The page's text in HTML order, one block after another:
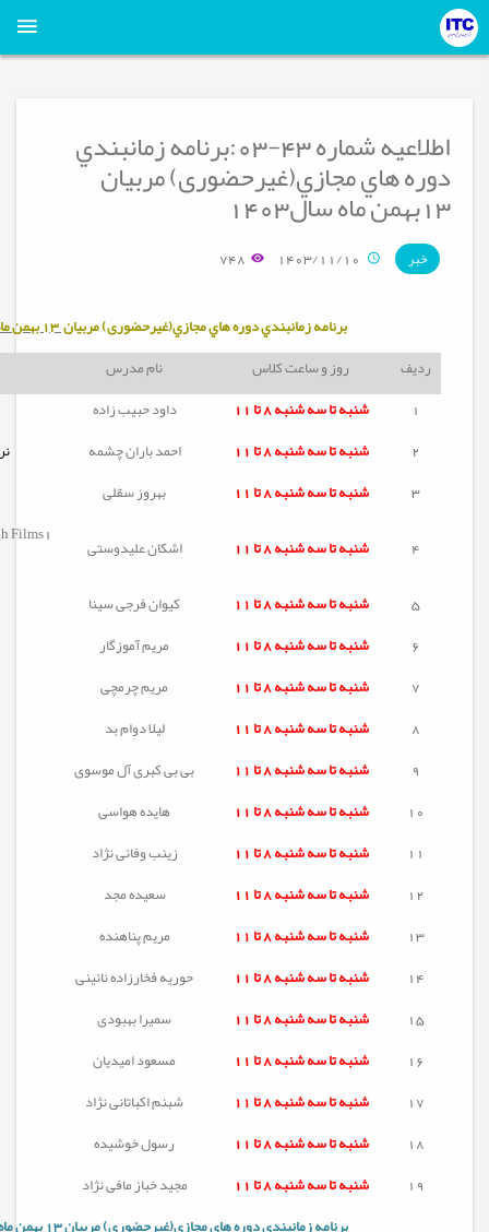
اطلاعیه شماره 43-03:برنامه زمانبندي
دوره هاي مجازي(غیرحضوری) مربيان
13بهمن ماه سال1403
خبر 1403/11/10
748
برنامه زمانبندي دوره هاي مجازي(غیرحضوری) مربيان13بهمن
ردیف
روز و ساعت کلاس
نام مدرس
1
شنبه تاسه شنبه8 تا 11
داود حبیب زاده
2
شنبه تاسه شنبه8 تا 11 احمد باران چشمه
3
شنبه تاسه شنبه8 تا 11
بهروز سقلی
4
شنبه تاسه شنبه8 تا 11 اشکان علیدوستی Films1
5 شنبه تاسه شنبه8 تا 11
کیوان فرجی سینا
6
شنبه تاسه شنبه8 تا 11
مریم آموزگار
7
شنبه تاسه شنبه8 تا 11
مریم چرمچی
8
شنبه تاسه شنبه8 تا 11
لیلا دوام بد
9
شنبه تاسه شنبه8 تا 11
بی بی کبری آل موسوی
10
شنبه تاسه شنبه8 تا 11
هایده هواسی
11
شنبه تاسه شنبه8 تا 11
زینب وفائی نژاد
12
شنبه تاسه شنبه8 تا 11
سعیده مجد
13
شنبه تاسه شنبه8 تا 11
مریم پناهنده
14
شنبه تاسه شنبه8 تا 11
حوریه فخارزاده نائینی
15
شنبه تاسه شنبه8 تا 11
سمیرا بهبودی
16
شنبه تاسه شنبه8 تا 11
مسعود امیدیان
17
شنبه تاسه شنبه8 تا 11
شبنم اکباتانی نژاد
18
شنبه تاسه شنبه8 تا 11
رسول خوشیده
19
شنبه تاسه شنبه8 تا 11
مجید خباز مافی نژاد